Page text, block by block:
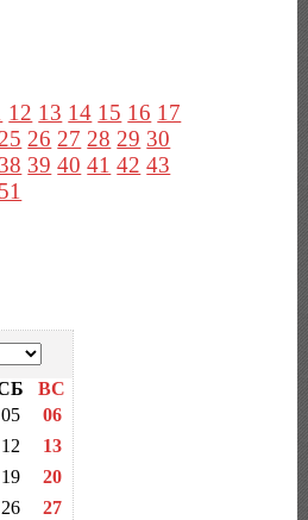
12 13 14 15 16 17
25 26 27 28 29 30
38 39 40 41 42 43
51
ВС
05
06
12
13
19
20
26
27